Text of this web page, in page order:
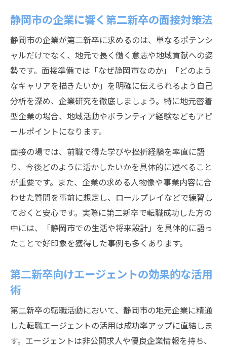
静岡市の企業に響く第二新卒の面接対策法
静岡市の企業が第二新卒に求めるのは、単なるポテンシ
ャルだけでなく、地元で長く働く意志や地域貢献への姿
勢です。面接準備では「なぜ静岡市なのか」「どのよう
なキャリアを描きたいか」を明確に伝えられるよう自己
分析を深め、企業研究を徹底しましょう。特に地元密着
型企業の場合、地域活動やボランティア経験などもアピ
ールポイントになります。
面接の場では、前職で得た学びや挫折経験を率直に語
り、今後どのように活かしたいかを具体的に述べること
が重要です。また、企業の求める人物像や事業内容に合
わせた質問を事前に想定し、ロールプレイなどで練習し
ておくと安心です。実際に第二新卒で転職成功した方の
中には、「静岡市での生活や将来設計」を具体的に語っ
たことで好印象を獲得した事例も多くあります。
第二新卒向けエージェントの効果的な活用
術
第二新卒の転職活動において、静岡市の地元企業に精通
した転職エージェントの活用は成功率アップに直結しま
す。エージェントは非公開求人や優良企業情報を持ち、